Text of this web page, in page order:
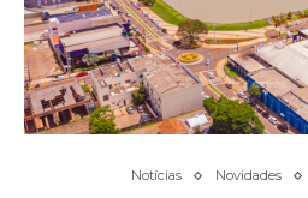
Notícias Novidades